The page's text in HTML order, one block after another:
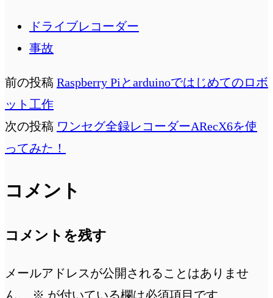
ドライブレコーダー
事故
前の投稿 Raspberry Piとarduinoではじめてのロボ
ット工作
次の投稿 ワンセグ全録レコーダーARecX6を使
ってみた！
コメント
コメントを残す
メールアドレスが公開されることはありませ
ん。
※ が付いている欄は必須項目です